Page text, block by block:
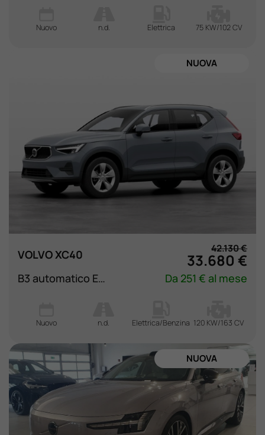
Nuovo n.d. Elettrica 75 KW/102 CV
NUOVA
VOLVO XC40 42.130 €
33.680 €
B3 automatico Essential Da 251 € al mese
Nuovo n.d. Elettrica/Benzina 120 KW/163 CV
NUOVA